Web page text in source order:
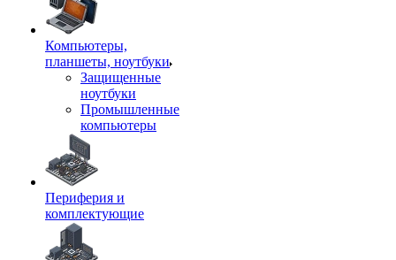
Компьютеры,
планшеты, ноутбуки
Защищенные
ноутбуки
Промышленные
компьютеры
Периферия и
комплектующие